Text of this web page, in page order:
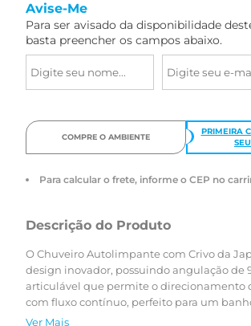
Avise-Me
Para ser avisado da disponibilidade
basta preencher os campos abaixo.
COMPRE O AMBIENTE
PRIMEIRA
Para calcular o frete, informe o CEP no
Descrição do Produto
O Chuveiro Autolimpante com Crivo da
design inovador, possuindo angulação de
articulável que permite o direcionamento
com fluxo contínuo, perfeito para um
conforto, além do acabamento cromado
Ver Mais